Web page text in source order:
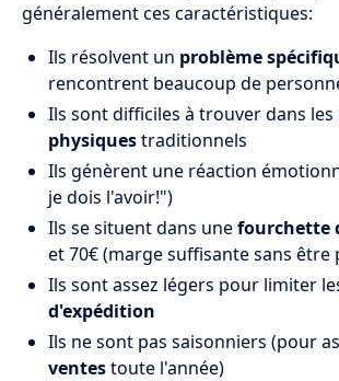
généralement ces caractéristiques:
Ils résolvent un problème
rencontrent beaucoup de
Ils sont difficiles à trouver dans les
physiquestraditionnels
Ils génèrent une réaction
je dois l'avoir!")
Ils se situent dans unefourchette
et 70€ (marge suffisante sans
Ils sont assez légers pour limiter
d'expédition
Ils ne sont pas saisonniers (pour
ventestoute l'année)